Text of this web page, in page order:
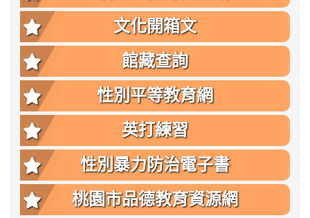
文化開箱文
館藏查詢
性別平等教育網
英打練習
性別暴力防治電子書
桃園市品德教育資源網